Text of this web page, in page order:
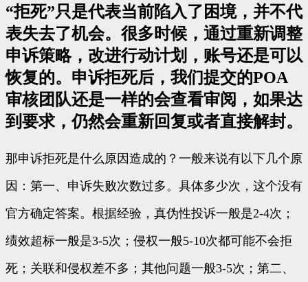
“拒死”只是代表当前陷入了困境，并不代
表失去了机会。很多时候，通过重新调整
申诉策略，改进行动计划，账号还是可以
恢复的。申诉拒死后，我们提交的POA
审核团队还是一样的会查看审阅，如果达
到要求，仍然会重新回复或者直接解封。
那申诉拒死是什么原因造成的？一般来说有以下几个原
因：第一、申诉失败次数过多。具体多少次，这个没有
官方确定答案。根据经验，真伪性投诉一般是2-4次；
绩效超标一般是3-5次；侵权一般5-10次都可能不会拒
死；关联和侵权差不多；其他问题一般3-5次；第二、